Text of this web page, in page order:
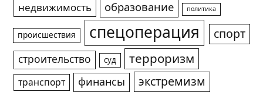
недвижимость
образование политика
происшествия спецоперация спорт
строительство суд терроризм
транспорт финансы экстремизм